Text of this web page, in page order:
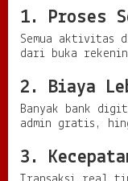
1. Proses
Semua aktivitas
dari buka
2. Biaya
Banyak bank
admin gratis,
3.